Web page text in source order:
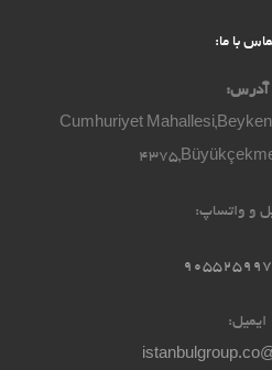
با ما:
آدرس:
Cumhuriyet
و واتساپ:
ایمیل: